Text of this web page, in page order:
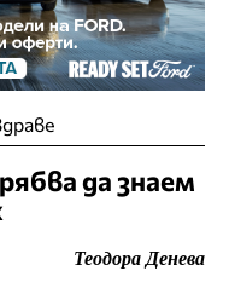
да знаем
Теодора Денева